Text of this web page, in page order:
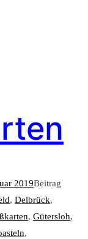
2019Beitrag
, Delbrück,
, Gütersloh,
,